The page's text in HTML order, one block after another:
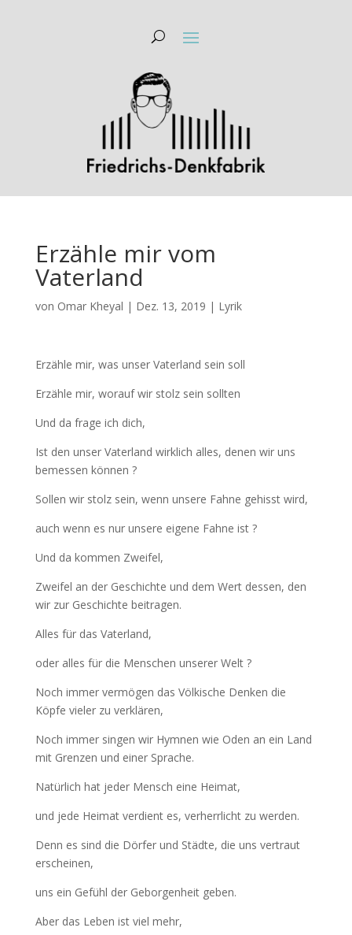
Erzähle mir vom
Vaterland
von Omar Kheyal | Dez. 13, 2019 | Lyrik
Erzähle mir, was unser Vaterland sein soll
Erzähle mir, worauf wir stolz sein sollten
Und da frage ich dich,
Ist den unser Vaterland wirklich alles, denen wir uns
bemessen können ?
Sollen wir stolz sein, wenn unsere Fahne gehisst wird,
auch wenn es nur unsere eigene Fahne ist ?
Und da kommen Zweifel,
Zweifel an der Geschichte und dem Wert dessen, den
wir zur Geschichte beitragen.
Alles für das Vaterland,
oder alles für die Menschen unserer Welt ?
Noch immer vermögen das Völkische Denken die
Köpfe vieler zu verklären,
Noch immer singen wir Hymnen wie Oden an ein Land
mit Grenzen und einer Sprache.
Natürlich hat jeder Mensch eine Heimat,
und jede Heimat verdient es, verherrlicht zu werden.
Denn es sind die Dörfer und Städte, die uns vertraut
erscheinen,
uns ein Gefühl der Geborgenheit geben.
Aber das Leben ist viel mehr,